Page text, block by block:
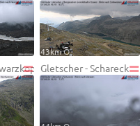
43km O
Gletscher - Schareck